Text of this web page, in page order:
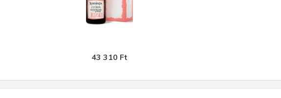
43 310 Ft